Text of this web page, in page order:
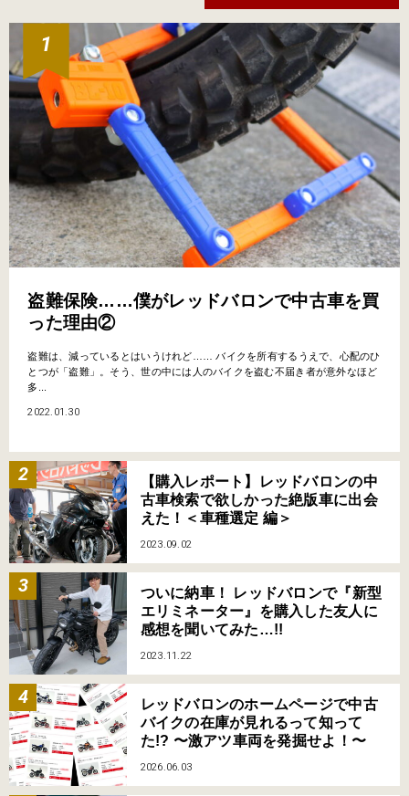
盗難保険……僕がレッドバロンで中古車を買
った理由②
盗難は、減っているとはいうけれど…… バイクを所有するうえで、心配のひ
とつが「盗難」。そう、世の中には人のバイクを盗む不届き者が意外なほど
多...
2022.01.30
【購入レポート】レッドバロンの中
古車検索で欲しかった絶版車に出会
えた！＜車種選定 編＞
2023.09.02
ついに納車！ レッドバロンで『新型
エリミネーター』を購入した友人に
感想を聞いてみた…!!
2023.11.22
レッドバロンのホームページで中古
バイクの在庫が見れるって知って
た!? 〜激アツ車両を発掘せよ！〜
2026.06.03